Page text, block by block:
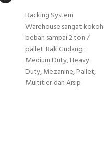
Racking System
Warehouse sangat kokoh
beban sampai 2 ton /
pallet. Rak Gudang :
Medium Duty, Heavy
Duty, Mezanine, Pallet,
Multitier dan Arsip